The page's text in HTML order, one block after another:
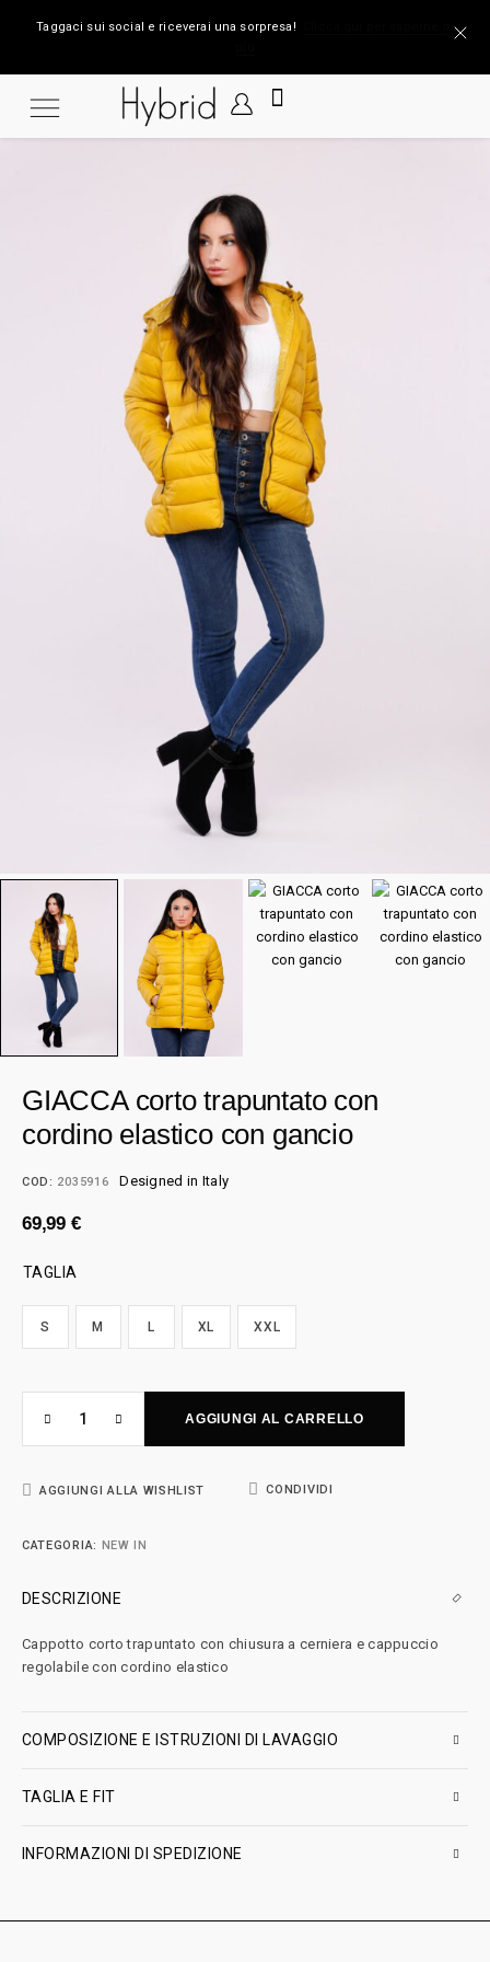
Taggaci sui social e riceverai una sorpresa!
GIACCA corto trapuntato con
cordino elastico con gancio
COD: 2035916 Designed in Italy
69,99 €
TAGLIA
S M L XL XXL
AGGIUNGI AL CARRELLO
AGGIUNGI ALLA WISHLIST CONDIVIDI
CATEGORIA: NEW IN
DESCRIZIONE
Cappotto corto trapuntato con chiusura a cerniera e cappuccio
regolabile con cordino elastico
COMPOSIZIONE E ISTRUZIONI DI LAVAGGIO
TAGLIA E FIT
INFORMAZIONI DI SPEDIZIONE